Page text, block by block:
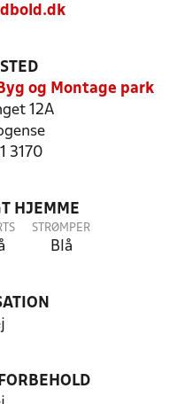
og Montage park
12A
3170
HJEMME
STRØMPER
Blå